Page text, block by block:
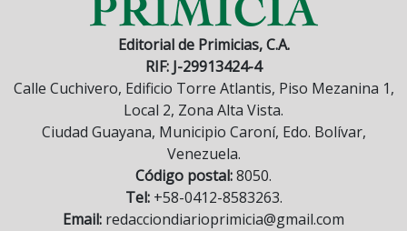
Editorial de Primicias, C.A.
RIF: J-29913424-4
Calle Cuchivero, Edificio Torre Atlantis, Piso Mezanina 1,
Local 2, Zona Alta Vista.
Ciudad Guayana, Municipio Caroní, Edo. Bolívar,
Venezuela.
Código postal:8050.
Tel:+58-0412-8583263.
Email: redacciondiarioprimicia@gmail.com